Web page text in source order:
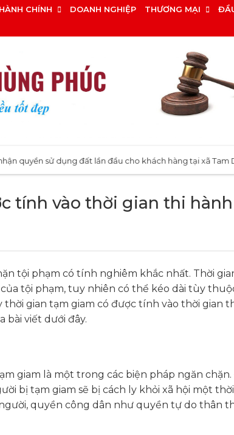
HÀNH CHÍNH DOANH NGHIỆP THƯƠNG MẠI
sử dụng đất lần đầu cho khách hàng tại xã Tam Dương
tính vào thời gian thi hành
tội phạm có tính nghiêm khắc nhất. Thời
tội phạm, tuy nhiên có thể kéo dài tùy
gian tạm giam có được tính vào thời gian
bài viết dưới đây.
giam là một trong các biện pháp ngăn
bị tạm giam sẽ bị cách ly khỏi xã hội một
quyền công dân như quyền tự do thân